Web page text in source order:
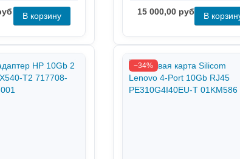
15 000,00 руб
−34%